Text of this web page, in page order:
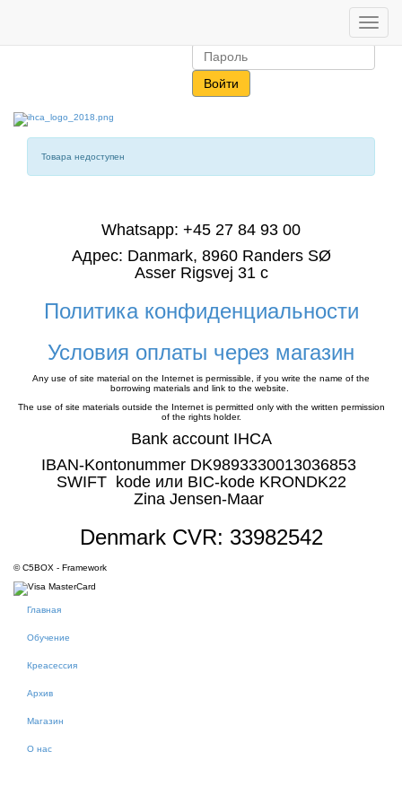
Toggle
Товара недоступен
Whatsapp: +45 27 84 93 00
Адрес: Danmark, 8960 Randers SØ
Asser Rigsvej 31 c
Политика конфиденциальности
Условия оплаты через магазин
Any use of site material on the Internet is permissible, if you write the name of the
borrowing materials and link to the website.
The use of site materials outside the Internet is permitted only with the written permission
of the rights holder.
Bank account IHCA
IBAN-Kontonummer DK9893330013036853
SWIFT kode или BIC-kode KRONDK22
Zina Jensen-Maar
Denmark CVR: 33982542
© C5BOX - Framework
Главная
Обучение
Креасессия
Архив
Магазин
О нас